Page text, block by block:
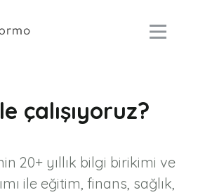
çalışıyoruz?
20+ yıllık bilgi birikimi ve
ile eğitim, finans, sağlık,